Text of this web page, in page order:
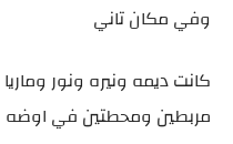
وفي مكان تاني
كانت ديمه ونيره ونور
مربطين ومحطتين في